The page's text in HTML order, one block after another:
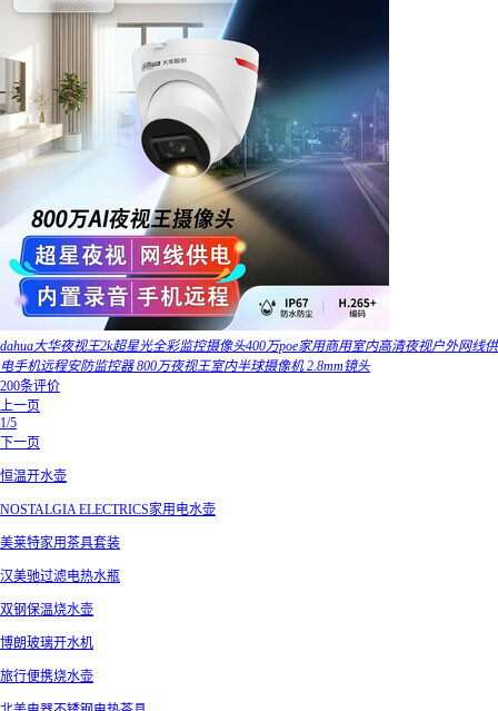
dahua大华夜视王2k超星光全彩监控摄像头400万poe家用商用室内高清夜视户外网线供
电手机远程安防监控器 800万夜视王室内半球摄像机 2.8mm镜头
200条评价
上一页
1/5
下一页
恒温开水壶
NOSTALGIA ELECTRICS家用电水壶
美莱特家用茶具套装
汉美驰过滤电热水瓶
双钢保温烧水壶
博朗玻璃开水机
旅行便携烧水壶